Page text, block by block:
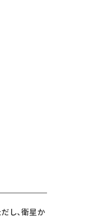
だし、衛星か